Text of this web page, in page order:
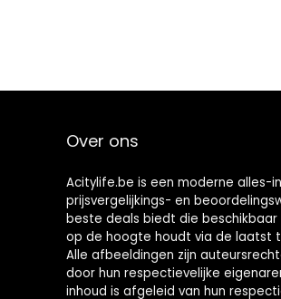
Over ons
Acitylife.be is een moderne alles-
prijsvergelijkings- en
beste deals biedt die beschikbaar
op de hoogte houdt via de laatst
Alle afbeeldingen zijn
door hun respectievelijke
inhoud is afgeleid van hun